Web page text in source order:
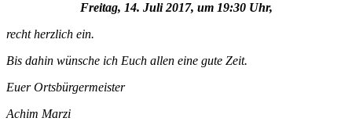
Freitag, 14. Juli 2017, um 19:30 Uhr,
recht herzlich ein.
Bis dahin wünsche ich Euch allen eine gute Zeit.
Euer Ortsbürgermeister
Achim Marzi